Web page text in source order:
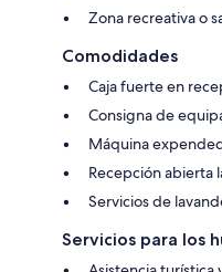
Zona recreativa o
Comodidades
Caja fuerte en
Consigna de
Máquina
Recepción abierta
Servicios de
Servicios para los